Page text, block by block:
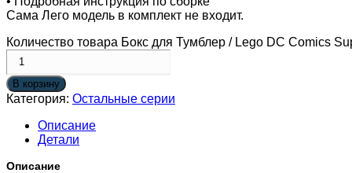
Сама Лего модель в комплект не входит.
Количество товара Бокс для Тумблер / Lego DC Comics
В корзину
Категория: Остальные серии
Описание
Детали
Описание